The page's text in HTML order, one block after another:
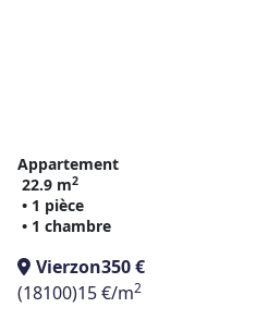
Appartement
22.9 m2
• 1 pièce
• 1 chambre
Vierzon350 €
(18100)15 €/m2